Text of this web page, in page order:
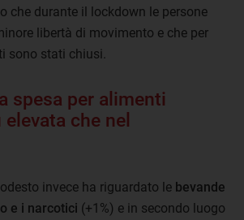
che durante il lockdown le persone
libertà di movimento e che per
sono stati chiusi.
spesa per alimenti
che nel
invece ha riguardato le bevande
e i narcotici (+1%) e in secondo luogo